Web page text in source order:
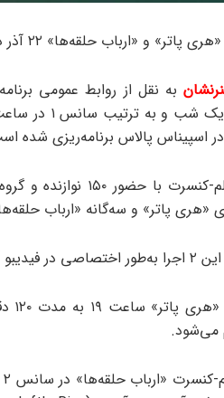
و «ارباب حلقه‌ها» ۲۲ آذر در ۲ سانس اجرا خواهد شد.
به نقل از روابط عمومی
در این ۲ فیلم-کنسرت
«هری پاتر» و سه‌گانه «ارباب
شده است.
می‌شود.